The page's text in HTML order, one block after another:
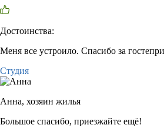
Достоинства:
Меня все устроило. Спасибо за
Студия
Анна, хозяин жилья
Большое спасибо, приезжайте ещё!